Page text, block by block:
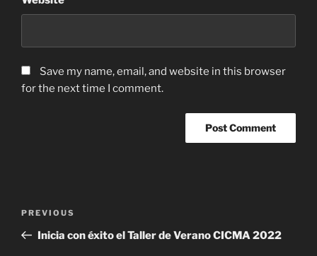
Save my name, email, and website in this browser
for the next time I comment.
Previous
Post
PREVIOUS
Inicia con éxito el Taller de Verano CICMA 2022